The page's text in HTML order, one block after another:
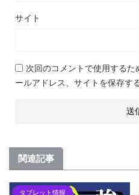
サイト
次回のコメントで使用する
ールアドレス、サイトを保存する
関連記事
タブレット情報